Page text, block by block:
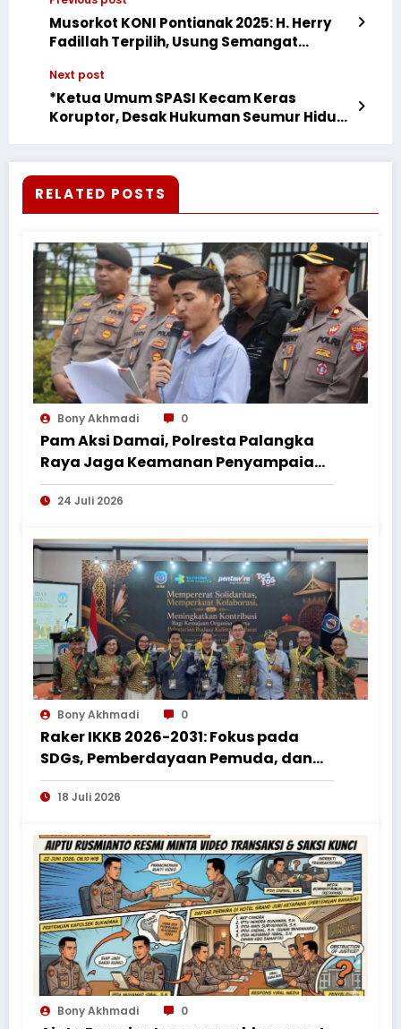
Musorkot KONI Pontianak 2025: H. Herry
Fadillah Terpilih, Usung Semangat
Next post
*Ketua Umum SPASI Kecam Keras
Koruptor, Desak Hukuman Seumur Hidup
RELATED POSTS
Bony Akhmadi 0
Pam Aksi Damai, Polresta Palangka
Raya Jaga Keamanan Penyampaian
Aspirasi Perkumpulan Pemuda
Nusantara
24 Juli 2026
Bony Akhmadi 0
Raker IKKB 2026-2031: Fokus pada
SDGs, Pemberdayaan Pemuda, dan
Penguatan Bantuan Hukum bagi
Perantau Kalbar
18 Juli 2026
Bony Akhmadi 0